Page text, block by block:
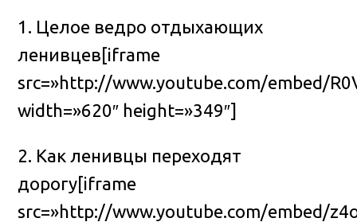
1. Целое ведро отдыхающих
ленивцев[iframe
src=»http://www.youtube.com/embed/
width=»620″ height=»349″]
2. Как ленивцы переходят
дорогу[iframe
src=»http://www.youtube.com/embed/